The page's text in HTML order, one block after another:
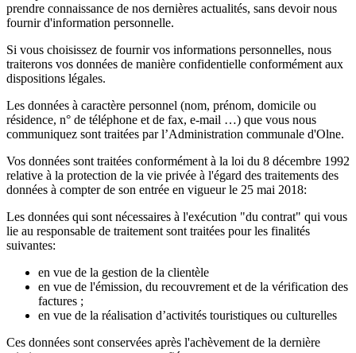
prendre connaissance de nos dernières actualités, sans devoir nous
fournir d'information personnelle.
Si vous choisissez de fournir vos informations personnelles, nous
traiterons vos données de manière confidentielle conformément aux
dispositions légales.
Les données à caractère personnel (nom, prénom, domicile ou
résidence, n° de téléphone et de fax, e-mail …) que vous nous
communiquez sont traitées par l’Administration communale d'Olne.
Vos données sont traitées conformément à la loi du 8 décembre 1992
relative à la protection de la vie privée à l'égard des traitements des
données à compter de son entrée en vigueur le 25 mai 2018:
Les données qui sont nécessaires à l'exécution "du contrat" qui vous
lie au responsable de traitement sont traitées pour les finalités
suivantes:
en vue de la gestion de la clientèle
en vue de l'émission, du recouvrement et de la vérification des
factures ;
en vue de la réalisation d’activités touristiques ou culturelles
Ces données sont conservées après l'achèvement de la dernière